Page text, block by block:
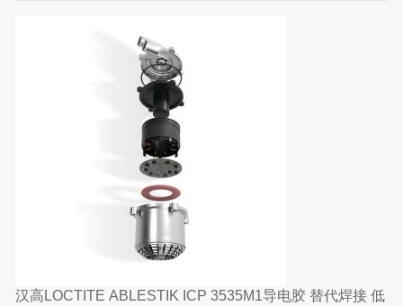
汉高LOCTITE ABLESTIK ICP 3535M1导电胶 替代焊接 低